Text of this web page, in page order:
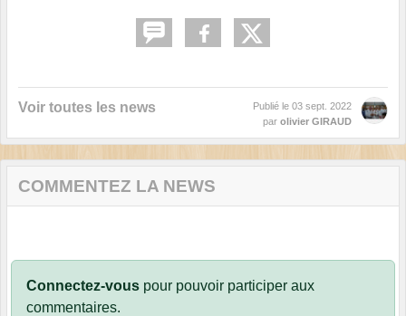
Voir toutes les news Publié le 03 sept. 2022
par olivier GIRAUD
COMMENTEZ LA NEWS
Connectez-vous pour pouvoir participer aux
commentaires.